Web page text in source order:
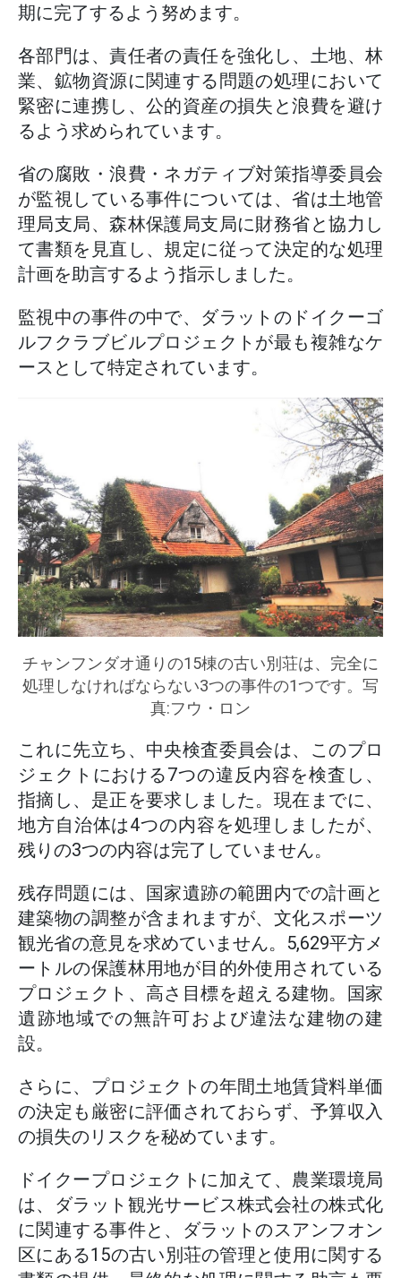
期に完了するよう努めます。
各部門は、責任者の責任を強化し、土地、林
業、鉱物資源に関連する問題の処理において
緊密に連携し、公的資産の損失と浪費を避け
るよう求められています。
省の腐敗・浪費・ネガティブ対策指導委員会
が監視している事件については、省は土地管
理局支局、森林保護局支局に財務省と協力し
て書類を見直し、規定に従って決定的な処理
計画を助言するよう指示しました。
監視中の事件の中で、ダラットのドイクーゴ
ルフクラブビルプロジェクトが最も複雑なケ
ースとして特定されています。
チャンフンダオ通りの15棟の古い別荘は、完全に
処理しなければならない3つの事件の1つです。写
真:フウ・ロン
これに先立ち、中央検査委員会は、このプロ
ジェクトにおける7つの違反内容を検査し、
指摘し、是正を要求しました。現在までに、
地方自治体は4つの内容を処理しましたが、
残りの3つの内容は完了していません。
残存問題には、国家遺跡の範囲内での計画と
建築物の調整が含まれますが、文化スポーツ
観光省の意見を求めていません。5,629平方メ
ートルの保護林用地が目的外使用されている
プロジェクト、高さ目標を超える建物。国家
遺跡地域での無許可および違法な建物の建
設。
さらに、プロジェクトの年間土地賃貸料単価
の決定も厳密に評価されておらず、予算収入
の損失のリスクを秘めています。
ドイクープロジェクトに加えて、農業環境局
は、ダラット観光サービス株式会社の株式化
に関連する事件と、ダラットのスアンフオン
区にある15の古い別荘の管理と使用に関する